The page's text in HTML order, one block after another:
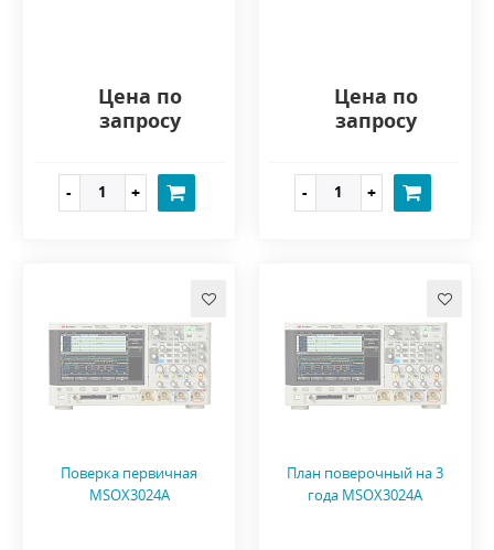
Цена по
запросу
Цена по
запросу
Поверка первичная
MSOX3024A
План поверочный на 3
года MSOX3024A